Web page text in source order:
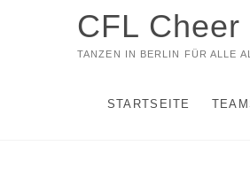
CFL
TANZEN IN BERLIN FÜR ALLE
STARTSEITE